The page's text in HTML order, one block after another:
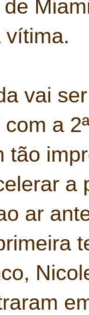
vítima.
vai
a
tão
a
ar